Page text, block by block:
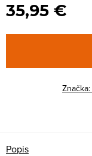
35,95 €
Značka:
Popis